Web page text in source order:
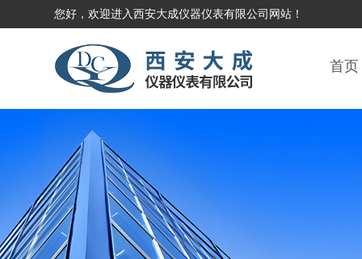
您好，欢迎进入西安大成仪器仪表有限公司网站！
首页